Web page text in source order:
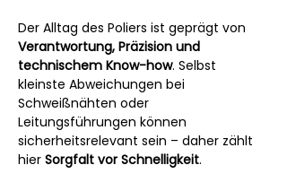
Der Alltag des Poliers ist geprägt von
Verantwortung, Präzision und
technischem Know-how. Selbst
kleinste Abweichungen bei
Schweißnähten oder
Leitungsführungen können
sicherheitsrelevant sein – daher zählt
hier Sorgfalt vor Schnelligkeit.